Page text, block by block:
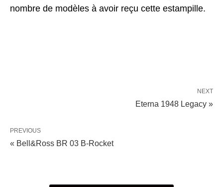
nombre de modèles à avoir reçu cette estampille.
NEXT
Eterna 1948 Legacy »
PREVIOUS
« Bell&Ross BR 03 B-Rocket